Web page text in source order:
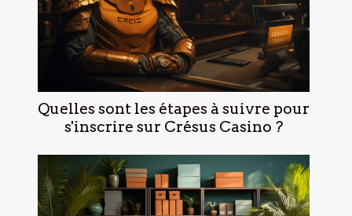
Quelles sont les étapes à suivre pour
s'inscrire sur Crésus Casino ?